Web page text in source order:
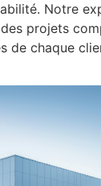
Notre
projets
de chaque